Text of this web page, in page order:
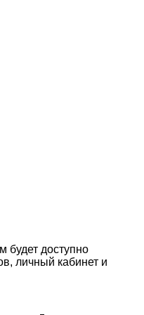
будет доступно
личный кабинет и